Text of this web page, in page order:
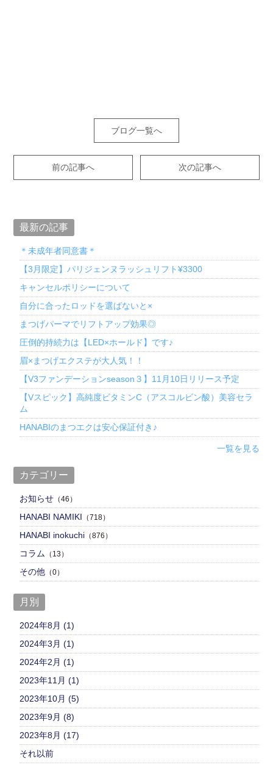
ブログ一覧へ
前の記事へ 次の記事へ
最新の記事
＊未成年者同意書＊
【3月限定】パリジェンヌラッシュリフト¥3300
キャンセルポリシーについて
自分に合ったロッドを選ばないと×
まつげパーマでリフトアップ効果◎
圧倒的持続力は【LED×ホールド】です♪
眉×まつげエクステが大人気！！
【V3ファンデーションseason３】11月10日リリース予定
【Vスピック】高純度ビタミンC（アスコルビン酸）美容セラ
ム
HANABIのまつエクは安心保証付き♪
一覧を見る
カテゴリー
お知らせ （46）
HANABI NAMIKI （718）
HANABI inokuchi （876）
コラム （13）
その他 （0）
月別
2024年8月 (1)
2024年3月 (1)
2024年2月 (1)
2023年11月 (1)
2023年10月 (5)
2023年9月 (8)
2023年8月 (17)
それ以前